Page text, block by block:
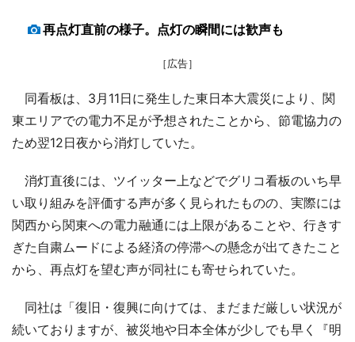
再点灯直前の様子。点灯の瞬間には歓声も
［広告］
同看板は、3月11日に発生した東日本大震災により、関
東エリアでの電力不足が予想されたことから、節電協力の
ため翌12日夜から消灯していた。
消灯直後には、ツイッター上などでグリコ看板のいち早
い取り組みを評価する声が多く見られたものの、実際には
関西から関東への電力融通には上限があることや、行きす
ぎた自粛ムードによる経済の停滞への懸念が出てきたこと
から、再点灯を望む声が同社にも寄せられていた。
同社は「復旧・復興に向けては、まだまだ厳しい状況が
続いておりますが、被災地や日本全体が少しでも早く『明